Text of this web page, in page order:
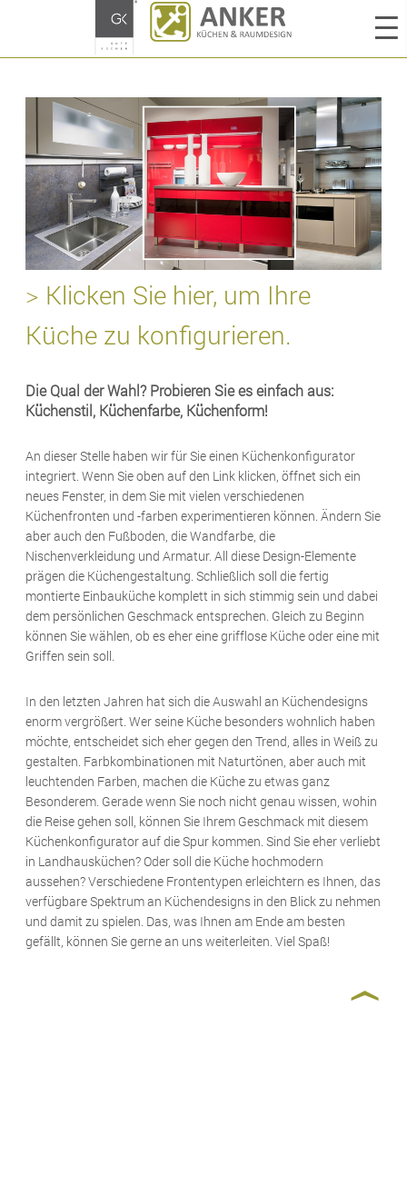
> Klicken Sie hier, um Ihre
Küche zu konfigurieren.
Die Qual der Wahl? Probieren Sie es einfach aus:
Küchenstil, Küchenfarbe, Küchenform!
An dieser Stelle haben wir für Sie einen Küchenkonfigurator
integriert. Wenn Sie oben auf den Link klicken, öffnet sich ein
neues Fenster, in dem Sie mit vielen verschiedenen
Küchenfronten und -farben experimentieren können. Ändern Sie
aber auch den Fußboden, die Wandfarbe, die
Nischenverkleidung und Armatur. All diese Design-Elemente
prägen die Küchengestaltung. Schließlich soll die fertig
montierte Einbauküche komplett in sich stimmig sein und dabei
dem persönlichen Geschmack entsprechen. Gleich zu Beginn
können Sie wählen, ob es eher eine grifflose Küche oder eine mit
Griffen sein soll.
In den letzten Jahren hat sich die Auswahl an Küchendesigns
enorm vergrößert. Wer seine Küche besonders wohnlich haben
möchte, entscheidet sich eher gegen den Trend, alles in Weiß zu
gestalten. Farbkombinationen mit Naturtönen, aber auch mit
leuchtenden Farben, machen die Küche zu etwas ganz
Besonderem. Gerade wenn Sie noch nicht genau wissen, wohin
die Reise gehen soll, können Sie Ihrem Geschmack mit diesem
Küchenkonfigurator auf die Spur kommen. Sind Sie eher verliebt
in Landhausküchen? Oder soll die Küche hochmodern
aussehen? Verschiedene Frontentypen erleichtern es Ihnen, das
verfügbare Spektrum an Küchendesigns in den Blick zu nehmen
und damit zu spielen. Das, was Ihnen am Ende am besten
gefällt, können Sie gerne an uns weiterleiten. Viel Spaß!